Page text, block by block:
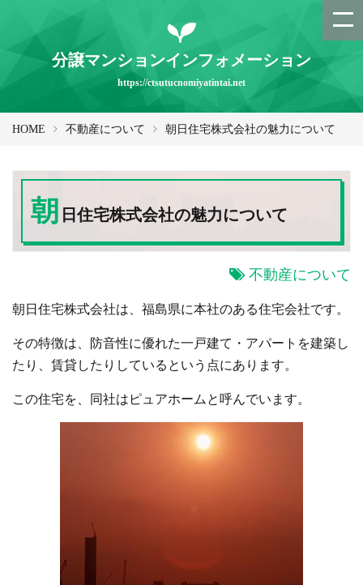
分譲マンションインフォメーション
https://ctsutucnomiyatintai.net
HOME 不動産について 朝日住宅株式会社の魅力について
朝 日住宅株式会社の魅力について
不動産について
朝日住宅株式会社は、福島県に本社のある住宅会社です。
その特徴は、防音性に優れた一戸建て・アパートを建築し
たり、賃貸したりしているという点にあります。
この住宅を、同社はピュアホームと呼んでいます。